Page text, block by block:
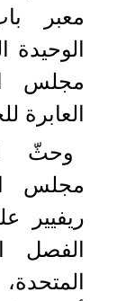
معبر
مجلس
العابرة
وحثّ
مجلس
ريفيير
الفصل